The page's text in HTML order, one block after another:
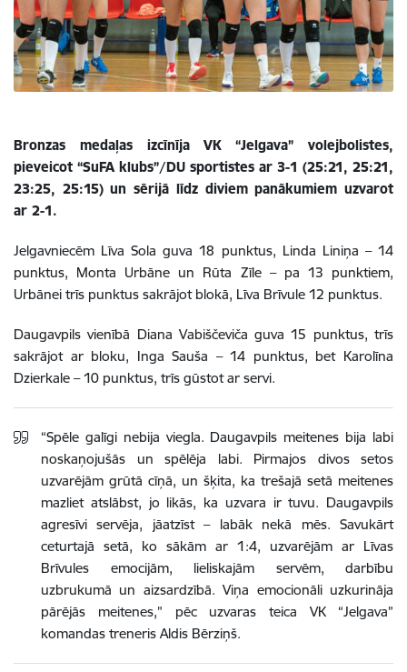
Bronzas medaļas izcīnīja VK “Jelgava” volejbolistes,
pieveicot “SuFA klubs”/DU sportistes ar 3-1 (25:21, 25:21,
23:25, 25:15) un sērijā līdz diviem panākumiem uzvarot
ar 2-1.
Jelgavniecēm Līva Sola guva 18 punktus, Linda Liniņa – 14
punktus, Monta Urbāne un Rūta Zīle – pa 13 punktiem,
Urbānei trīs punktus sakrājot blokā, Līva Brīvule 12 punktus.
Daugavpils vienībā Diana Vabiščeviča guva 15 punktus, trīs
sakrājot ar bloku, Inga Sauša – 14 punktus, bet Karolīna
Dzierkale – 10 punktus, trīs gūstot ar servi.
“Spēle galīgi nebija viegla. Daugavpils meitenes bija labi
noskaņojušās un spēlēja labi. Pirmajos divos setos
uzvarējām grūtā cīņā, un šķita, ka trešajā setā meitenes
mazliet atslābst, jo likās, ka uzvara ir tuvu. Daugavpils
agresīvi servēja, jāatzīst – labāk nekā mēs. Savukārt
ceturtajā setā, ko sākām ar 1:4, uzvarējām ar Līvas
Brīvules emocijām, lieliskajām servēm, darbību
uzbrukumā un aizsardzībā. Viņa emocionāli uzkurināja
pārējās meitenes,” pēc uzvaras teica VK “Jelgava”
komandas treneris Aldis Bērziņš.